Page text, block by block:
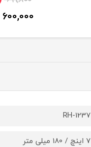
600,000
RH-1237
7 اینچ / 180 میلی متر